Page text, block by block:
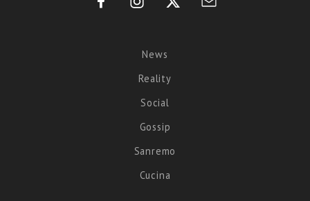
News
Reality
Social
Gossip
Sanremo
Cucina